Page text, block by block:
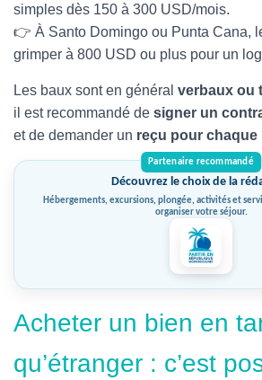
simples dès 150 à 300 USD/mois.
👉 À Santo Domingo ou Punta Cana,
grimper à 800 USD ou plus pour un
Les baux sont en général verbaux ou
il est recommandé de signer un
et de demander un reçu pour chaque
Découvrez le choix de la
Hébergements, excursions, plongée, activités et
organiser votre séjour.
Acheter un bien en
qu’étranger : c’est